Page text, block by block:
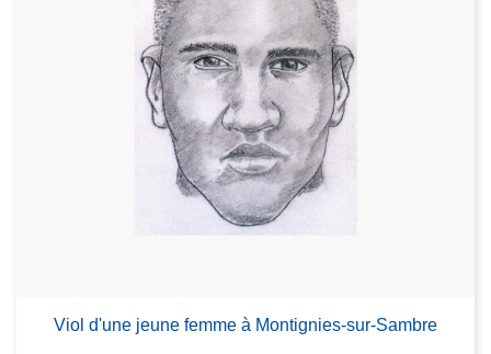
Viol d'une jeune femme à Montignies-sur-Sambre